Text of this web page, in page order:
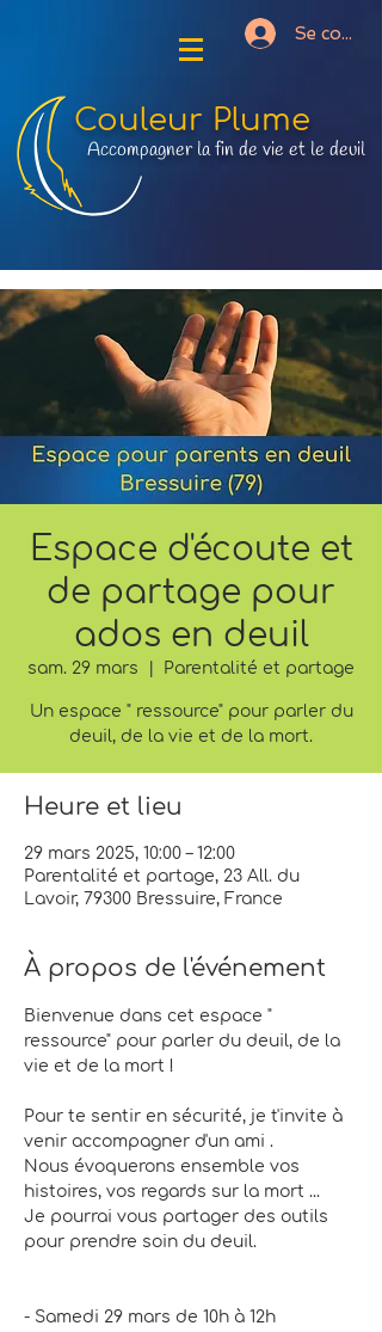
Se
Accompagner la fin de vie et le deuil
Couleur Plume
Espace d'écoute et
de partage pour
ados en deuil
sam. 29 mars Parentalité et partage
Un espace " ressource" pour parler du
deuil, de la vie et de la mort.
Heure et lieu
29 mars 2025, 10:00 – 12:00
Parentalité et partage, 23 All. du
Lavoir, 79300 Bressuire, France
À propos de l'événement
Bienvenue dans cet espace "
ressource" pour parler du deuil, de la
vie et de la mort !
Pour te sentir en sécurité, je t'invite à
venir accompagner d'un ami .
Nous évoquerons ensemble vos
histoires, vos regards sur la mort ...
Je pourrai vous partager des outils
pour prendre soin du deuil.
- Samedi 29 mars de 10h à 12h